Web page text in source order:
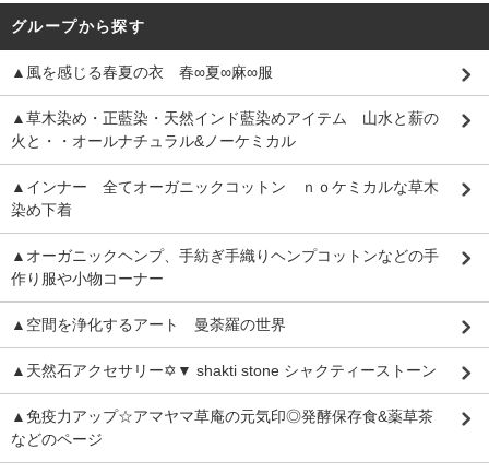
グループから探す
▲風を感じる春夏の衣 春∞夏∞麻∞服
▲草木染め・正藍染・天然インド藍染めアイテム 山水と薪の
火と・・オールナチュラル&ノーケミカル
▲インナー 全てオーガニックコットン ｎｏケミカルな草木
染め下着
▲オーガニックヘンプ、手紡ぎ手織りヘンプコットンなどの手
作り服や小物コーナー
▲空間を浄化するアート 曼荼羅の世界
▲天然石アクセサリー✡▼ shakti stone シャクティーストーン
▲免疫力アップ☆アマヤマ草庵の元気印◎発酵保存食&薬草茶
などのページ